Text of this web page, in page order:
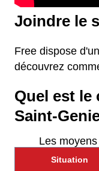
Joindre le
Free dispose
découvrez
Quel est le
Saint-
Les
Situation